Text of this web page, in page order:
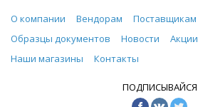
О компании Вендорам
Поставщикам
Образцы документов
Новости Акции
Наши магазины
Контакты
ПОДПИСЫВАЙСЯ